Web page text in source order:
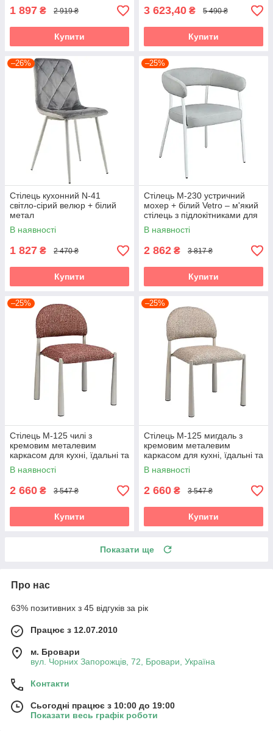
1 897 ₴ 2 919 ₴
Купити
3 623,40 ₴ 5 490 ₴
Купити
–26%
Стілець кухонний N-41
світло-сірий велюр + білий
метал
В наявності
1 827 ₴ 2 470 ₴
Купити
–25%
Стілець M-230 устричний
мохер + білий Vetro – м'який
стілець з підлокітниками для
кухні, їдальні та вітальні
В наявності
2 862 ₴ 3 817 ₴
Купити
–25%
Стілець M-125 чилі з
кремовим металевим
каркасом для кухні, їдальні та
вітальні Vetro
В наявності
2 660 ₴ 3 547 ₴
Купити
–25%
Стілець M-125 мигдаль з
кремовим металевим
каркасом для кухні, їдальні та
вітальні Vetro
В наявності
2 660 ₴ 3 547 ₴
Купити
Показати ще
Про нас
63% позитивних з 45 відгуків за рік
Працює з 12.07.2010
м. Бровари
вул. Чорних Запорожців, 72, Бровари, Україна
Контакти
Сьогодні працює з 10:00 до 19:00
Показати весь графік роботи